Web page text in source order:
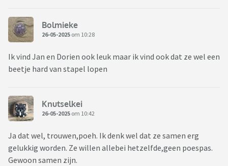
Boerin Deedry, heeft gekozen voor: Roy,
Carst-Jan
Boer Julius, heeft gekozen voor: Kylie,
Boer John, heeft gekozen voor:
enLinda
Boer Roel, heeft gekozen voorLisanne, Kelsey, Simone,
enSandra
Bolmieke
26-05-2025 om 10:28
Ik vind Jan en Dorien ook leuk maar ik vind ook dat ze wel een
beetje hard van stapel lopen
Knutselkei
26-05-2025 om 10:42
Ja dat wel, trouwen,poeh. Ik denk wel dat ze samen erg
gelukkig worden. Ze willen allebei hetzelfde,geen poespas.
Gewoon samen zijn.